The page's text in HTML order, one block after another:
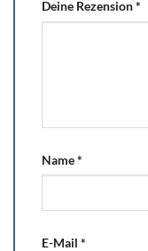
Deine Rezension*
Name*
E-Mail *